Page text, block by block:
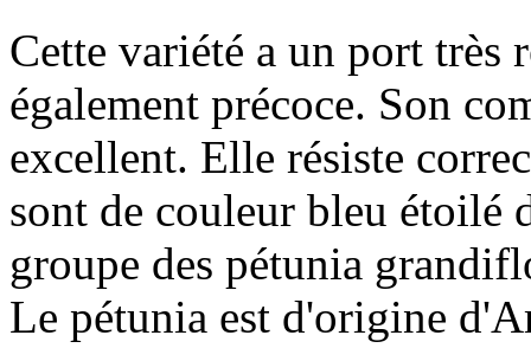
Cette variété a un port très
également précoce. Son
excellent. Elle résiste
sont de couleur bleu étoilé
groupe des pétunia
Le pétunia est d'origine